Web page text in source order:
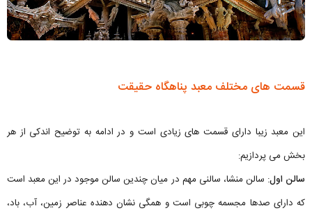
قسمت های مختلف معبد پناهگاه حقیقت
این معبد زیبا دارای قسمت های زیادی است و در ادامه به توضیح اندکی از هر
بخش می پردازیم:
سالن اول: سالن منشا، سالنی مهم در میان چندین سالن موجود در این معبد است
که دارای صدها مجسمه چوبی است و همگی نشان دهنده عناصر زمین، آب، باد،